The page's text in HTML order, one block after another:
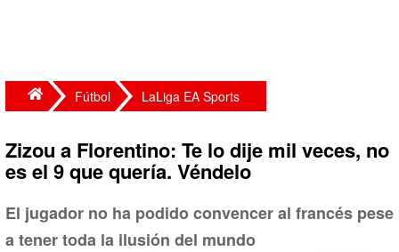
Fútbol LaLiga EA Sports
Zizou a Florentino: Te lo dije mil veces, no
es el 9 que quería. Véndelo
El jugador no ha podido convencer al francés pese
a tener toda la ilusión del mundo